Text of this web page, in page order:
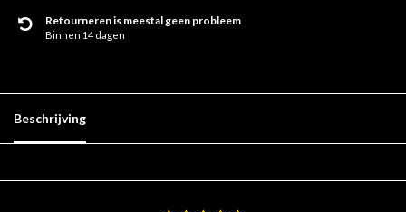
Retourneren is meestal geen probleem
Binnen 14 dagen
Beschrijving